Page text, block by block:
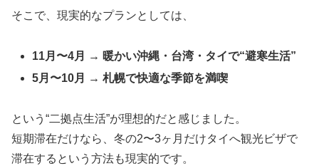
そこで、現実的なプランとしては、
11月〜4月 → 暖かい沖縄・台湾・タイで“避寒生活”
5月〜10月 → 札幌で快適な季節を満喫
という“二拠点生活”が理想的だと感じました。
短期滞在だけなら、冬の2〜3ヶ月だけタイへ観光ビザで
滞在するという方法も現実的です。